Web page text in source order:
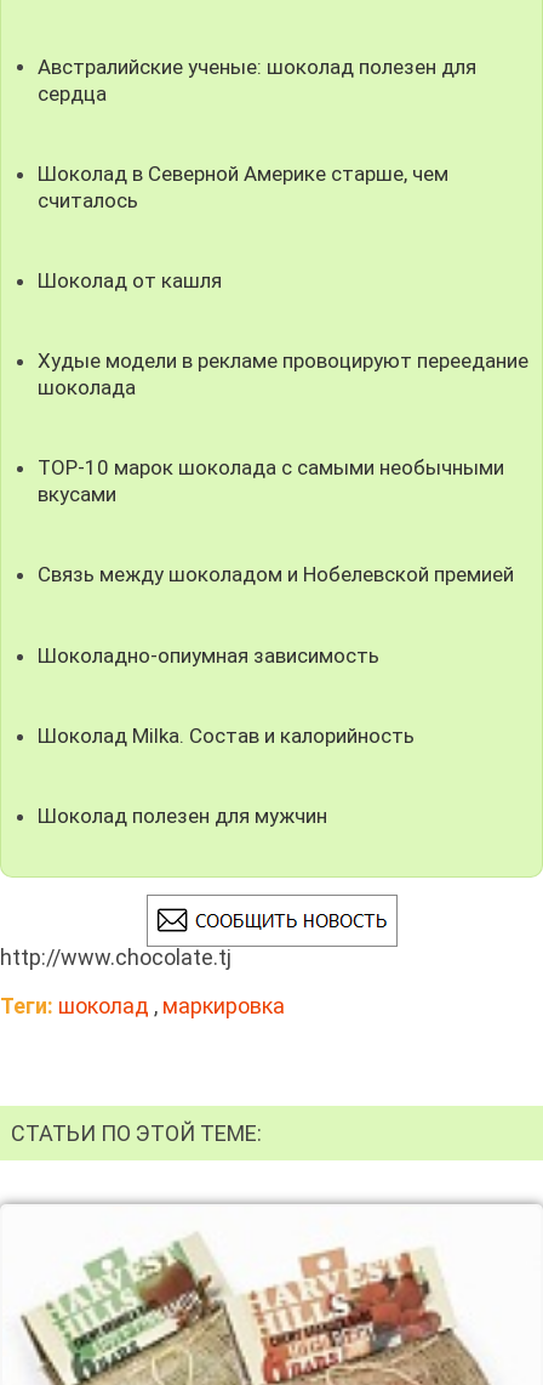
Австралийские ученые: шоколад полезен для
сердца
Шоколад в Северной Америке старше, чем
считалось
Шоколад от кашля
Худые модели в рекламе провоцируют переедание
шоколада
TOP-10 марок шоколада с самыми необычными
вкусами
Связь между шоколадом и Нобелевской премией
Шоколадно-опиумная зависимость
Шоколад Milka. Состав и калорийность
Шоколад полезен для мужчин
http://www.chocolate.tj
Теги: шоколад , маркировка
СТАТЬИ ПО ЭТОЙ ТЕМЕ: